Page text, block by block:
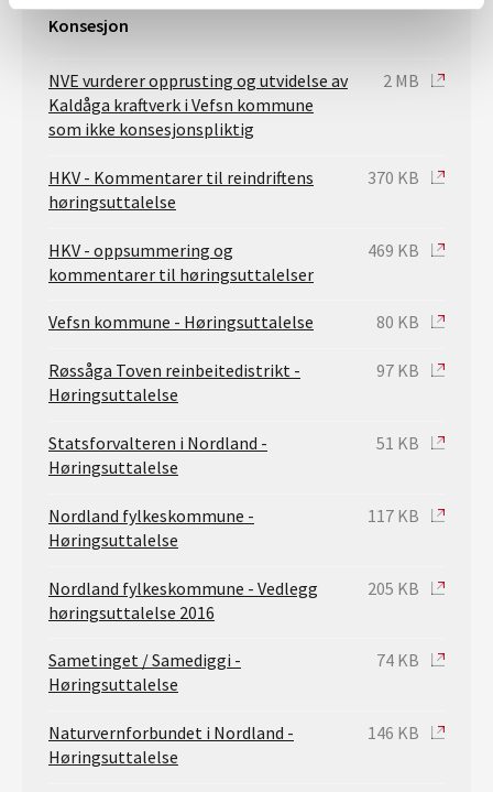
Konsesjon
NVE vurderer opprusting og utvidelse av
Kaldåga kraftverk i Vefsn kommune
som ikke konsesjonspliktig
2 MB
HKV - Kommentarer til reindriftens
høringsuttalelse
370 KB
HKV - oppsummering og
kommentarer til høringsuttalelser
469 KB
Vefsn kommune - Høringsuttalelse 80 KB
Røssåga Toven reinbeitedistrikt -
Høringsuttalelse
97 KB
Statsforvalteren i Nordland -
Høringsuttalelse
51 KB
Nordland fylkeskommune -
Høringsuttalelse
117 KB
Nordland fylkeskommune - Vedlegg
høringsuttalelse 2016
205 KB
Sametinget / Samediggi -
Høringsuttalelse
74 KB
Naturvernforbundet i Nordland -
Høringsuttalelse
146 KB